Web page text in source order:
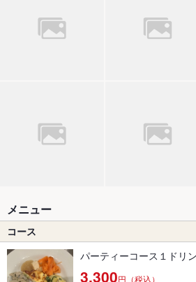
メニュー
コース
パーティーコース１ドリ
3,300円（税込）